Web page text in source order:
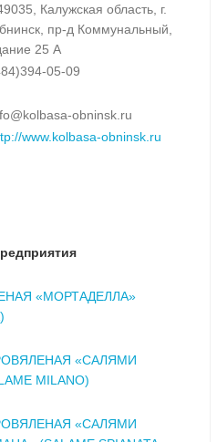
Калужская область, г.
пр-д Коммунальный,
25 А
05-09
obninsk.ru
www.kolbasa-obninsk.ru
«МОРТАДЕЛЛА»
«САЛЯМИ
MILANO)
«САЛЯМИ